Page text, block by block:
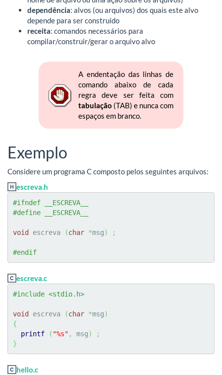
dependência: alvos (ou arquivos) dos quais este alvo
depende para ser construído
receita: comandos necessários para
compilar/construir/gerar o arquivo alvo
A endentação das linhas de
comando abaixo de cada
regra deve ser feita com
tabulação (TAB) e nunca com
espaços em branco.
Exemplo
Considere um programa C composto pelos seguintes arquivos:
escreva.h
#ifndef __ESCREVA__
#define __ESCREVA__
void escreva (char *msg) ;
#endif
escreva.c
#include <stdio.h>
void escreva (char *msg)
{
printf
( "%s" , msg)
;
}
hello.c